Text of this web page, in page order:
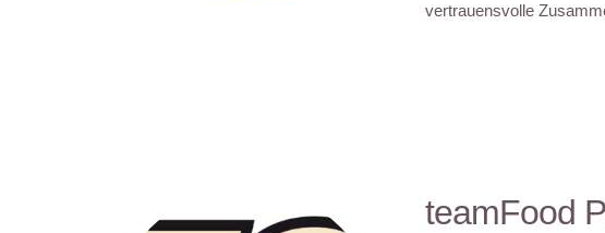
vertrauensvolle
teamFood